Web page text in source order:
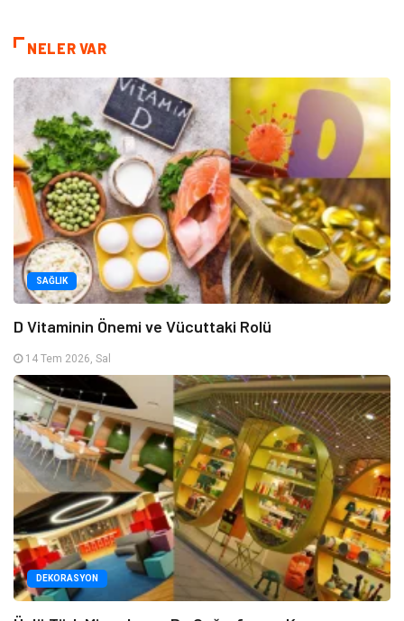
NELER VAR
SAĞLIK
D Vitaminin Önemi ve Vücuttaki Rolü
14 Tem 2026, Sal
DEKORASYON